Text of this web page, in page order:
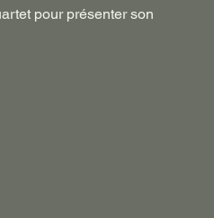
pour présenter son